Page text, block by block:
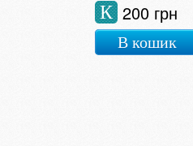
200 грн
К
В кошик